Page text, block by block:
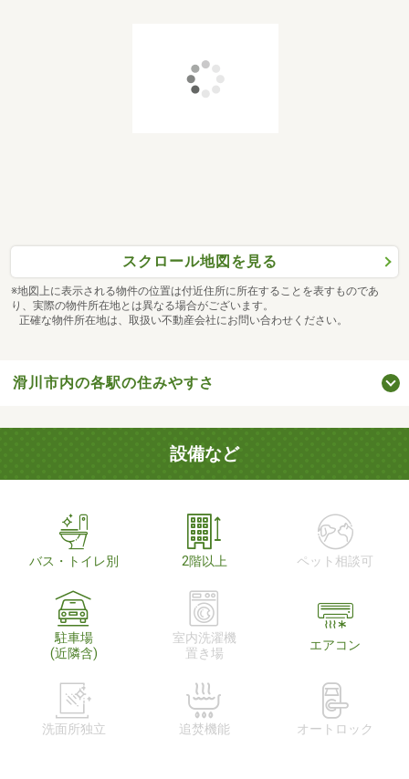
スクロール地図を見る
※地図上に表示される物件の位置は付近住所に所在することを表すものであ
り、実際の物件所在地とは異なる場合がございます。
正確な物件所在地は、取扱い不動産会社にお問い合わせください。
滑川市内の各駅の住みやすさ
設備など
バス・トイレ別 2階以上 ペット相談可
駐車場
(近隣含)
室内洗濯機
置き場
エアコン
洗面所独立 追焚機能 オートロック